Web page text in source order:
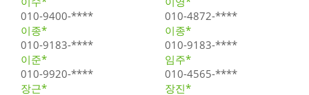
010-9400-****
010-4872-****
이종*
010-9183-****
이종*
010-9183-****
이준*
010-9920-****
임주*
010-4565-****
장근*
장진*